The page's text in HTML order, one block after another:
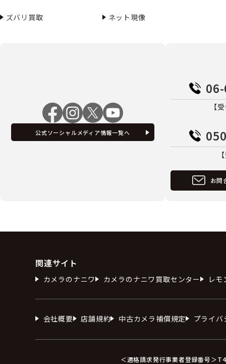
ズバリ買取 ネット現像
公式ソーシャルメディア情報一覧へ
【
お問
関連サイト
カメラのナニワ カメラのナニワ買取センター レモ
会社概要 店舗規約 中古カメラ補償規定 プライ
＜適格請求発行事業者登録番号＞